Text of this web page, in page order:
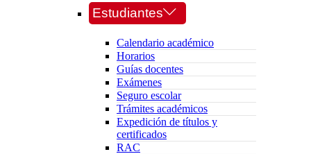
Estudiantes
Calendario académico
Horarios
Guías docentes
Exámenes
Seguro escolar
Trámites académicos
Expedición de títulos y
certificados
RAC